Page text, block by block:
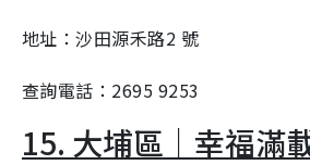
地址：沙田源禾路2 號
查詢電話：2695 9253
15. 大埔區｜幸福滿